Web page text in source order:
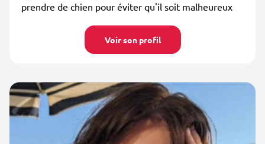
prendre de chien pour éviter qu'il soit malheureux
Voir son profil